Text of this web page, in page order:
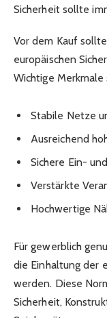
Sicherheit sollte
Vor dem Kauf
europäischen
Wichtige
Stabile Netze
Ausreichend
Sichere Ein-
Verstärkte
Hochwertige
Für gewerblich
die Einhaltung der
werden. Diese
Sicherheit,